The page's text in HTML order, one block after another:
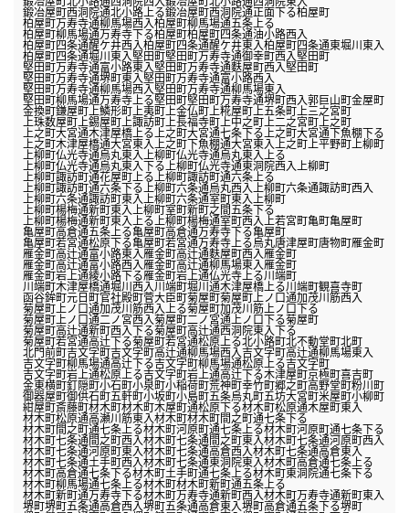
鍛冶屋町西洞院通北小路上る鍛冶屋町西洞院通正面下る柏屋町
柏屋町万寿寺通柳馬場西入柏屋町柳馬場通五条上る
柏屋町柳馬場通万寿寺下る柏屋町柏屋町四条通油小路西入
柏屋町四条通醒ケ井西入柏屋町四条通醒ケ井東入柏屋町四条通東堀川東入
柏屋町四条通堀川東入堅田町堅田町万寿寺通御幸町西入堅田町
堅田町万寿寺通富小路東入堅田町万寿寺通麩屋町西入堅田町
堅田町万寿寺通堺町東入堅田町万寿寺通富小路西入
堅田町万寿寺通柳馬場西入堅田町万寿寺通柳馬場東入
堅田町柳馬場通万寿寺上る堅田町堅田町万寿寺通堺町西入郭巨山町金屋町
金換町鎌屋町上鱗形町 上夷町上金仏町 上糀屋町上五条町上三之宮町
上珠数屋町 上錫屋町 上諏訪町 上長福寺町上中之町 上二之宮町上之町
上之町大宮通木津屋橋上る 上之町大宮通七条下る 上之町大宮通下魚棚下る
上之町木津屋橋通大宮東入 上之町下魚棚通大宮東入上之町上平野町上柳町
上柳町仏光寺通烏丸東入上柳町仏光寺通烏丸東入上る
上柳町仏光寺通烏丸東入下る 上柳町仏光寺通東洞院西入 上柳町
上柳町諏訪町通花屋町上る 上柳町諏訪町通六条上る
上柳町諏訪町通六条下る 上柳町六条通烏丸西入 上柳町六条通諏訪町西入
上柳町六条通諏訪町東入 上柳町六条通室町東入 上柳町
上柳町楊梅通新町東入上柳町室町新町之間五条下る
上柳町楊梅通新町東入上る 上柳町楊梅通室町西入 上若宮町亀町亀屋町
亀屋町高倉通五条上る亀屋町高倉通万寿寺下る亀屋町
亀屋町若宮通松原下る亀屋町若宮通万寿寺上る烏丸唐津屋町唐物町雁金町
雁金町高辻通富小路東入雁金町高辻通麩屋町西入雁金町
雁金町高辻通富小路西入雁金町高辻通柳馬場東入雁金町
雁金町岩上通綾小路下る雁金町岩上通仏光寺上る川端町
川端町木津屋橋通堀川西入川端町堀川通木津屋橋上る川端町観喜寺町
函谷鉾町元日町官社殿町菅大臣町菊屋町菊屋町上ノ口通加茂川筋西入
菊屋町上ノ口通加茂川筋西入上る菊屋町加茂川筋上ノ口下る
菊屋町上ノ口通二ノ宮西入菊屋町二ノ宮通上ノ口下る菊屋町
菊屋町高辻通新町西入下る菊屋町高辻通西洞院東入下る
菊屋町若宮通高辻下る菊屋町若宮通松原上る北小路町北不動堂町北町
北門前町吉文字町吉文字町高辻通柳馬場西入吉文字町高辻通柳馬場東入
吉文字町柳馬場通高辻下る吉文字町柳馬場通松原上る吉文字町
吉文字町岩上通松原上る吉文字町岩上通高辻下る木津屋町京極町喜吉町
金東横町釘隠町小石町小泉町小稲荷町荒神町幸竹町郷之町高野堂町粉川町
御器屋町御供石町五軒町小坂町小島町五条烏丸町五坊大宮町米屋町小柳町
紺屋町斎藤町材木町材木町木屋町通松原下る材木町松原通木屋町東入
材木町松原通高瀬川筋東入材木町材木町間之町通七条下る
材木町間之町通七条上る材木町河原町通七条上る材木町河原町通七条下る
材木町七条通間之町西入材木町七条通間之町東入材木町七条通河原町西入
材木町七条通河原町東入材木町七条通高倉西入材木町七条通高倉東入
材木町七条通土手町西入材木町七条通東洞院東入材木町高倉通七条上る
材木町高倉通七条下る材木町土手町通七条上る材木町東洞院通七条下る
材木町柳馬場通七条上る材木町材木町新町通五条上る
材木町新町通万寿寺下る材木町万寿寺通新町西入材木町万寿寺通新町東入
堺町堺町五条通高倉西入堺町五条通高倉東入堺町高倉通五条下る堺町